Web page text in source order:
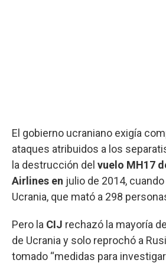
El gobierno ucraniano exigía
ataques atribuidos a los
la destrucción del vuelo MH17
Airlines en julio de 2014,
Ucrania, que mató a 298
Pero la CIJ rechazó la mayoría
de Ucrania y solo reprochó a
tomado “medidas para